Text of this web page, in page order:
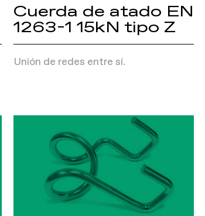
Cuerda de atado EN
1263-1 15kN tipo Z
Unión de redes entre sí.